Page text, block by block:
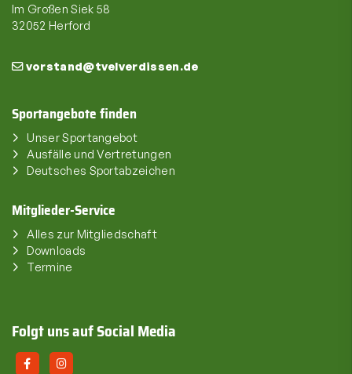
Im Großen Siek 58
32052 Herford
vorstand@tvelverdissen.de
Sportangebote finden
Unser Sportangebot
Ausfälle und Vertretungen
Deutsches Sportabzeichen
Mitglieder-Service
Alles zur Mitgliedschaft
Downloads
Termine
Folgt uns auf Social Media